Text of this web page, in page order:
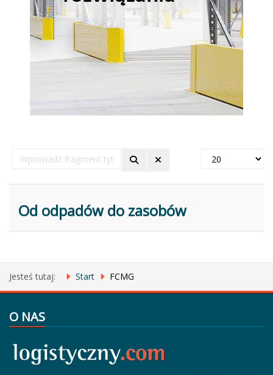
Wprowadź
fragment
Pokaż
Od odpadów do zasobów
Jesteś tutaj: Start FCMG
O NAS